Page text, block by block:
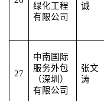
绿化工程
有限公司
诚
27
中南国际
服务外包
（深圳）
有限公司
张文
涛